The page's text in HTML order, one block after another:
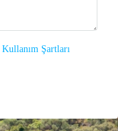
Kullanım Şartları